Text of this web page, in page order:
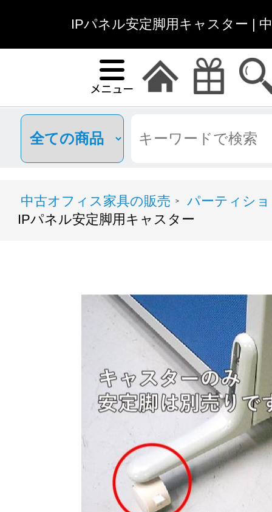
IPパネル安定脚用キャスター |
中古オフィス家具の販売 >
パーティシ
IPパネル安定脚用キャスター